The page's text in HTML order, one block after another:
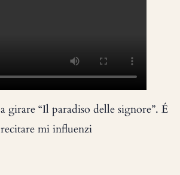
girare “Il paradiso delle signore”. É
mi influenzi